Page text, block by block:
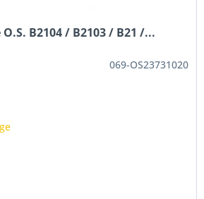
B2104 / B2103 / B21 /...
069-OS23731020